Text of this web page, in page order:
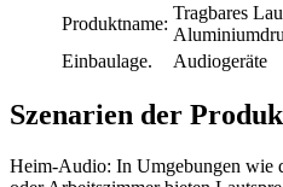
Produktname:
Tragbares
Einbaulage.
Audiogeräte
Szenarien der
Heim-Audio: In Umgebungen wie